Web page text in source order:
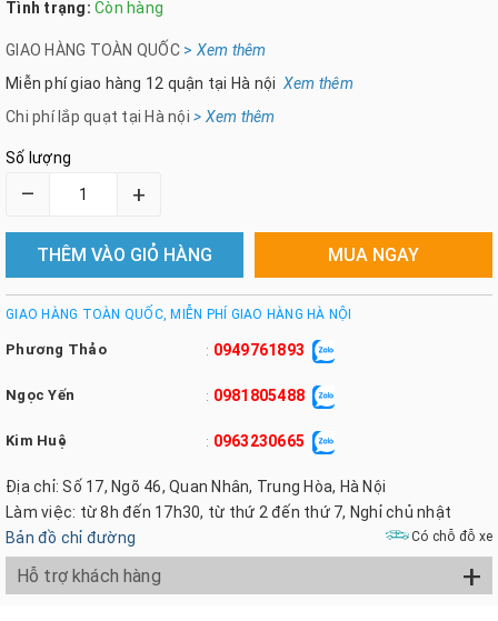
Tình trạng: Còn hàng
GIAO HÀNG TOÀN QUỐC > Xem thêm
Miễn phí giao hàng 12 quận tại Hà nội Xem thêm
Chi phí lắp quạt tại Hà nội > Xem thêm
Số lượng
– +
THÊM VÀO GIỎ HÀNG MUA NGAY
GIAO HÀNG TOÀN QUỐC, MIỄN PHÍ GIAO HÀNG HÀ NỘI
Phương Thảo : 0949761893
Ngọc Yến : 0981805488
Kim Huệ : 0963230665
Địa chỉ: Số 17, Ngõ 46, Quan Nhân, Trung Hòa, Hà Nội
Làm việc: từ 8h đến 17h30, từ thứ 2 đến thứ 7, Nghỉ chủ nhật
Bản đồ chỉ đường
Có chỗ đỗ xe
Hỗ trợ khách hàng +